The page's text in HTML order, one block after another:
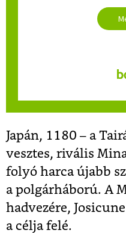
Japán, 1180 – a
vesztes, rivális
folyó harca újabb
a polgárháború. A
hadvezére,
a célja felé.